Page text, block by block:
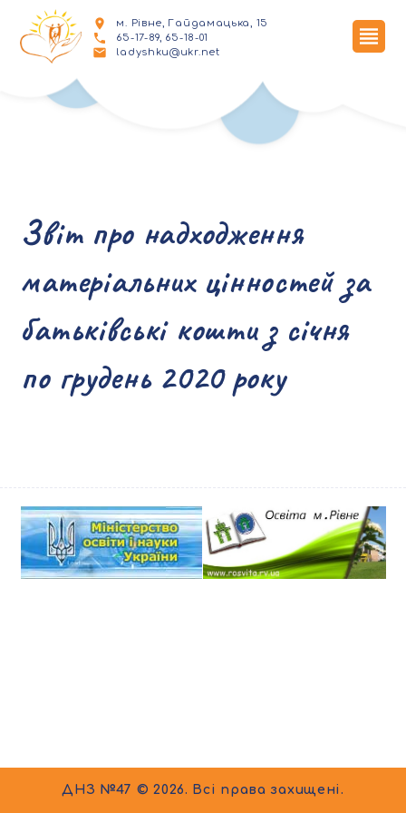
м. Рівне, Гайдамацька, 15
65-17-89, 65-18-01
ladyshku@ukr.net
Звіт про надходження
матеріальних цінностей за
батьківські кошти з січня
по грудень 2020 року
ДНЗ №47 © 2026. Всі права захищені.